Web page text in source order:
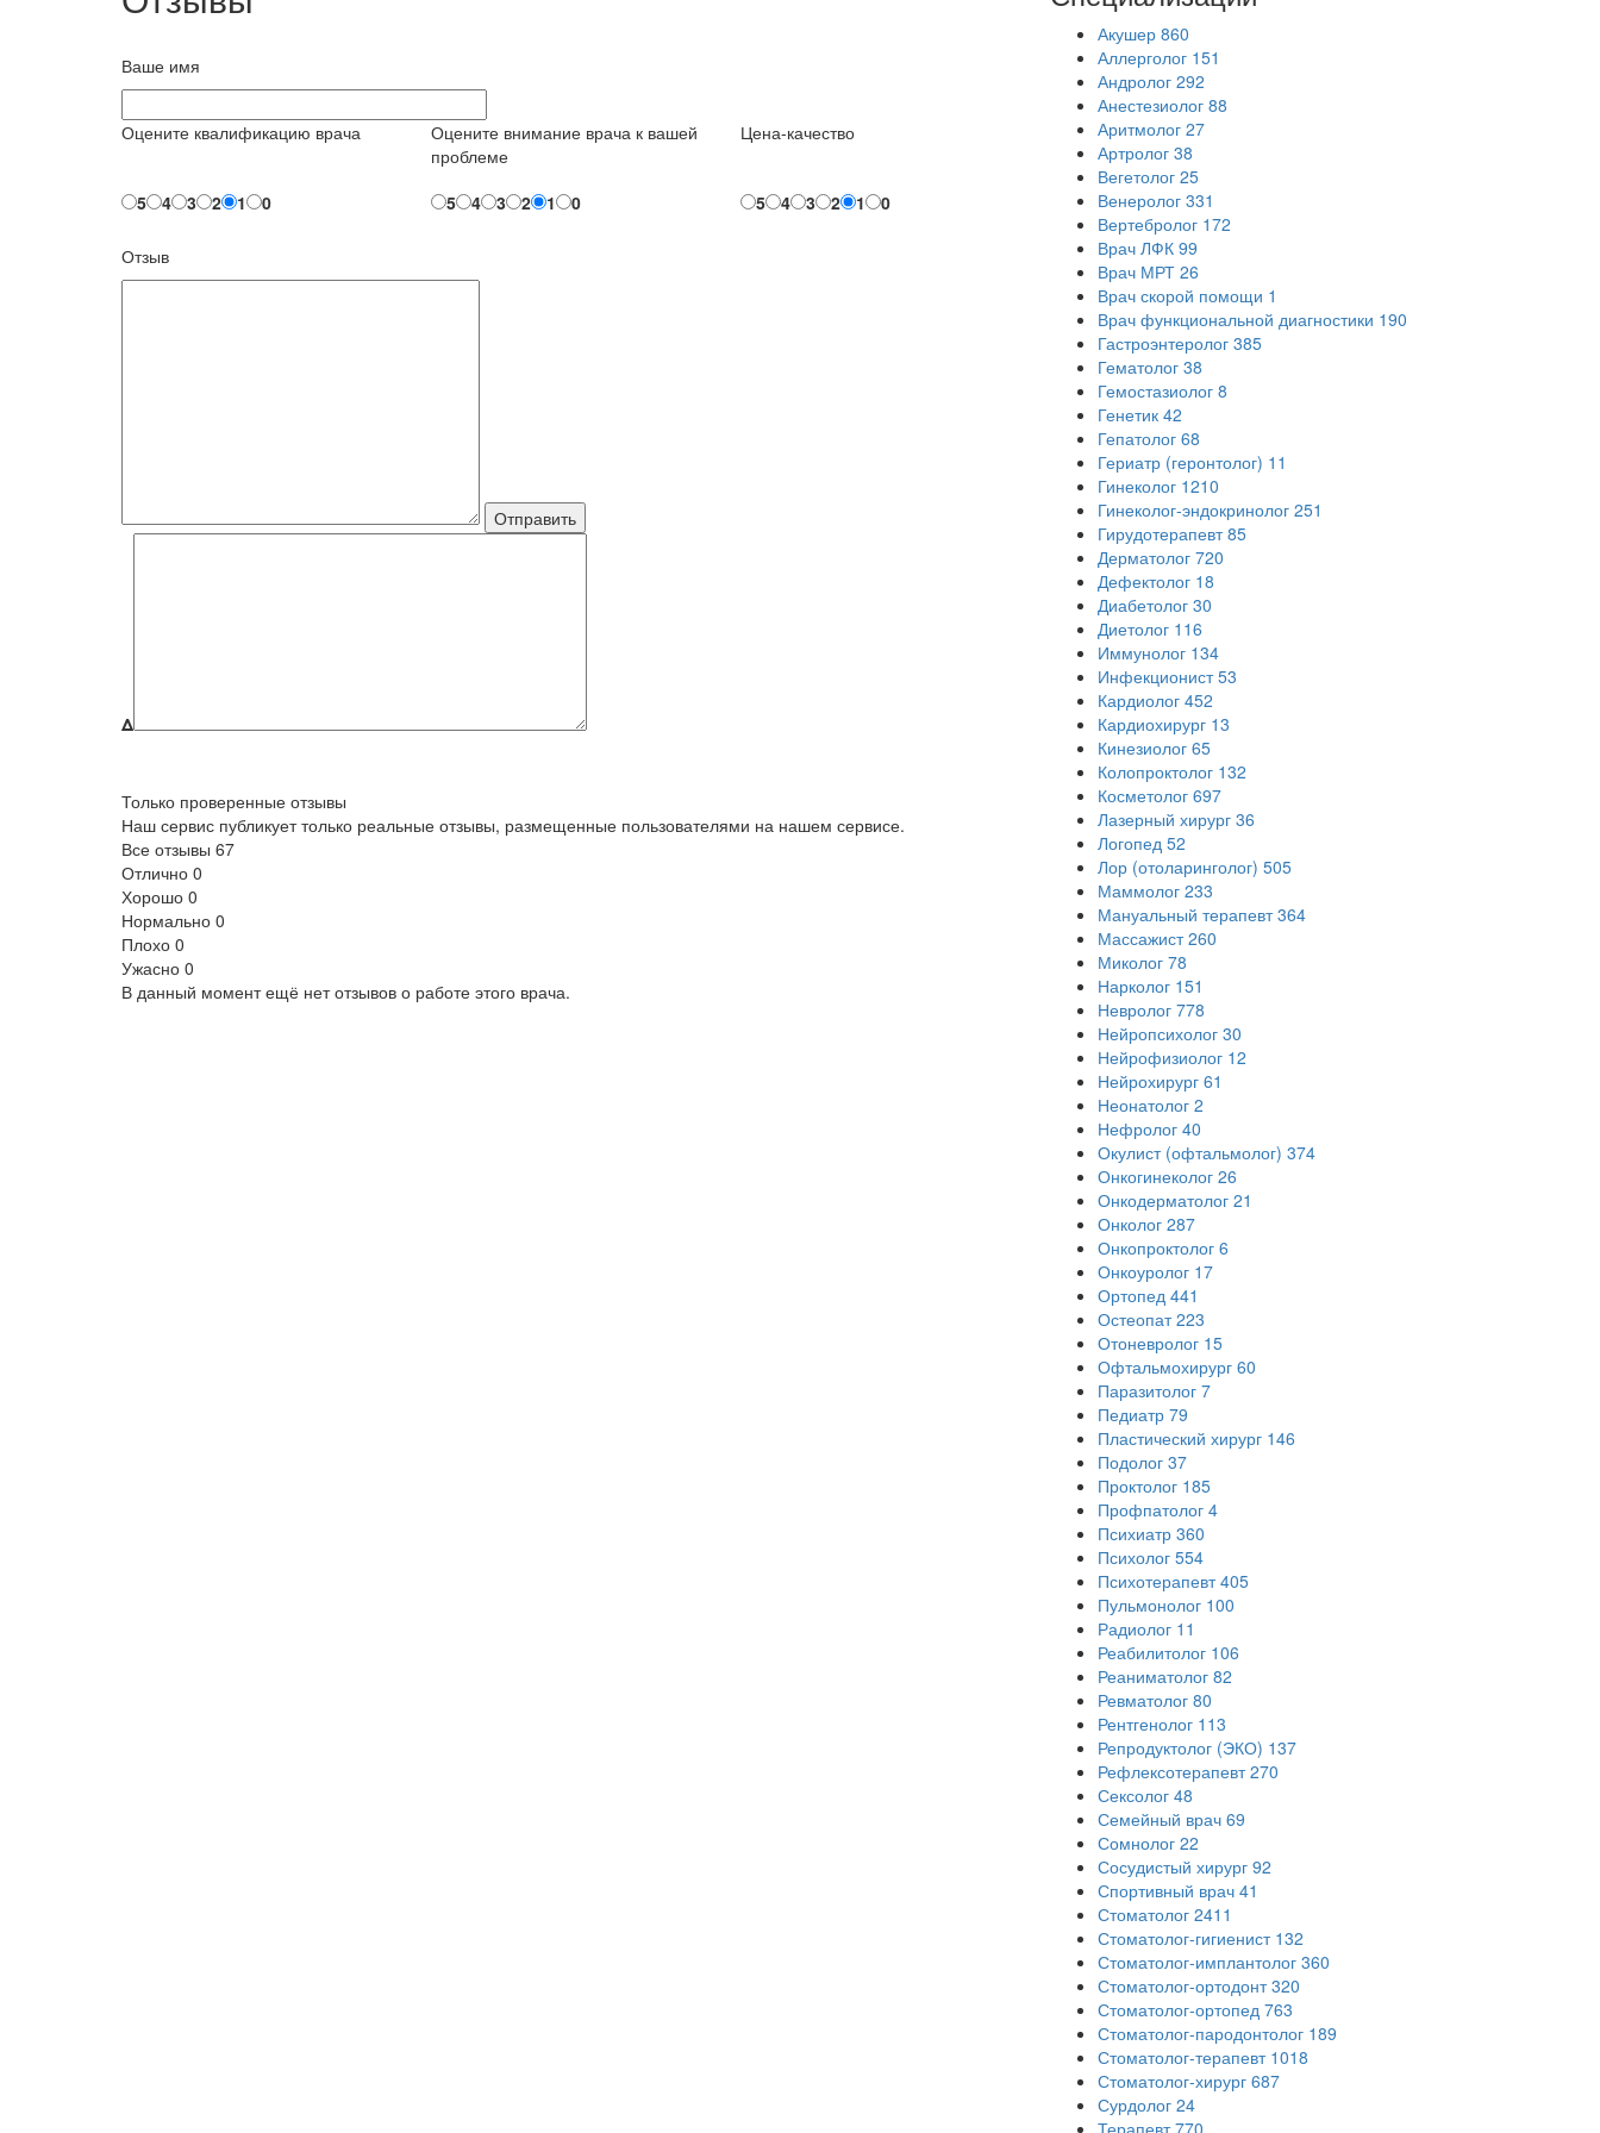
Ваше имя
Оцените квалификацию врача
5 4 3 2 1 0
Оцените внимание врача к вашей
проблеме
5
4 3 2 1 0
Цена-качество
5 4 3 2 1 0
Отзыв
Δ
Только проверенные отзывы
Наш сервис публикует только реальные отзывы, размещенные пользователями на нашем сервисе.
Все отзывы 67
Отлично 0
Хорошо 0
Нормально 0
Плохо 0
Ужасно 0
В данный момент ещё нет отзывов о работе этого врача.
Акушер 860
Аллерголог 151
Андролог 292
Анестезиолог 88
Аритмолог 27
Артролог 38
Вегетолог 25
Венеролог 331
Вертебролог 172
Врач ЛФК 99
Врач МРТ 26
Врач скорой помощи 1
Врач функциональной диагностики 190
Гастроэнтеролог 385
Гематолог 38
Гемостазиолог 8
Генетик 42
Гепатолог 68
Гериатр (геронтолог) 11
Гинеколог 1210
Гинеколог-эндокринолог 251
Гирудотерапевт 85
Дерматолог 720
Дефектолог 18
Диабетолог 30
Диетолог 116
Иммунолог 134
Инфекционист 53
Кардиолог 452
Кардиохирург 13
Кинезиолог 65
Колопроктолог 132
Косметолог 697
Лазерный хирург 36
Логопед 52
Лор (отоларинголог) 505
Маммолог 233
Мануальный терапевт 364
Массажист 260
Миколог 78
Нарколог 151
Невролог 778
Нейропсихолог 30
Нейрофизиолог 12
Нейрохирург 61
Неонатолог 2
Нефролог 40
Окулист (офтальмолог) 374
Онкогинеколог 26
Онкодерматолог 21
Онколог 287
Онкопроктолог 6
Онкоуролог 17
Ортопед 441
Остеопат 223
Отоневролог 15
Офтальмохирург 60
Паразитолог 7
Педиатр 79
Пластический хирург 146
Подолог 37
Проктолог 185
Профпатолог 4
Психиатр 360
Психолог 554
Психотерапевт 405
Пульмонолог 100
Радиолог 11
Реабилитолог 106
Реаниматолог 82
Ревматолог 80
Рентгенолог 113
Репродуктолог (ЭКО) 137
Рефлексотерапевт 270
Сексолог 48
Семейный врач 69
Сомнолог 22
Сосудистый хирург 92
Спортивный врач 41
Стоматолог 2411
Стоматолог-гигиенист 132
Стоматолог-имплантолог 360
Стоматолог-ортодонт 320
Стоматолог-ортопед 763
Стоматолог-пародонтолог 189
Стоматолог-терапевт 1018
Стоматолог-хирург 687
Сурдолог 24